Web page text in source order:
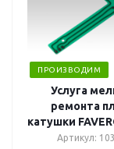
ПРОИЗВОДИМ
Услуга
ремонта
катушки
Артикул: